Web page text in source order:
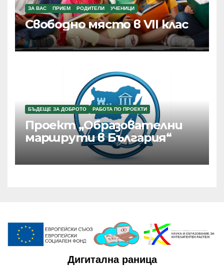
ЗА ВАС ПРИЕМ РОДИТЕЛИ УЧЕНИЦИ
Свободно място в VII клас
БЪДЕЩЕ ЗА ДОБРОТО РАБОТА ПО ПРОЕКТИ
Проект „Образователни
маршрути в България“
Дигитална раница